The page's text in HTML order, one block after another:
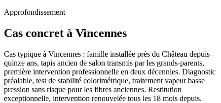
Approfondissement
Cas concret à Vincennes
Cas typique à Vincennes : famille installée près du Château depuis
quinze ans, tapis ancien de salon transmis par les grands-parents,
première intervention professionnelle en deux décennies. Diagnostic
préalable, test de stabilité colorimétrique, traitement vapeur basse
pression sans risque pour les fibres anciennes. Restitution
exceptionnelle, intervention renouvelée tous les 18 mois depuis.